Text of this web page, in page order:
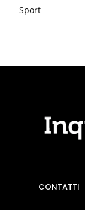
Sport
CONTATTI